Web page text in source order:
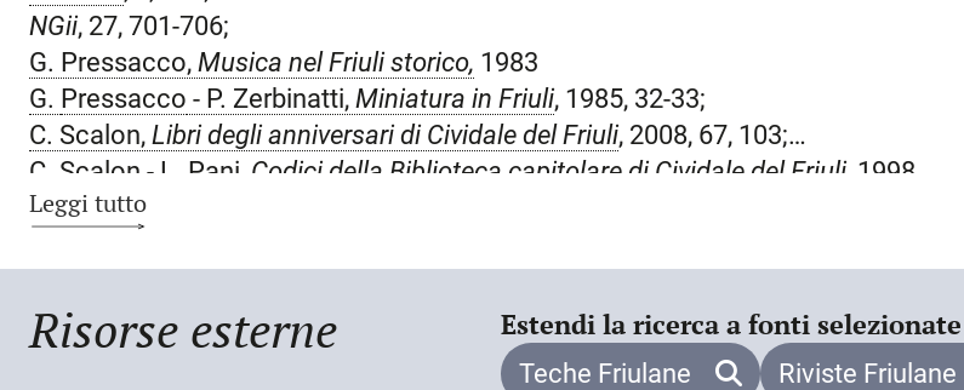
NGii, 27, 701-706;
G. Pressacco, Musica nel Friuli storico, 1983
G. Pressacco - P. Zerbinatti, Miniatura in Friuli, 1985, 32-33;
C. Scalon, Libri degli anniversari di Cividale del Friuli, 2008, 67, 103;
C. Scalon - L. Pani, Codici della Biblioteca capitolare di Cividale del Friuli, 1998,
385;
Leggi tutto
Risorse esterne Estendi la ricerca a fonti selezionate
Teche Friulane Riviste Friulane